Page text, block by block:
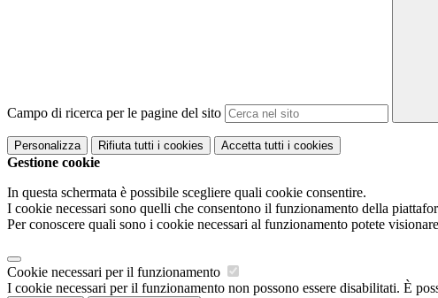
Campo di ricerca per le pagine del sito
Personalizza Rifiuta tutti i cookies Accetta tutti i cookies
Gestione cookie
In questa schermata è possibile scegliere quali cookie consentire.
I cookie necessari sono quelli che consentono il funzionamento della
Per conoscere quali sono i cookie necessari al funzionamento potete
Cookie necessari per il funzionamento
I cookie necessari per il funzionamento non possono essere disabilitati. È